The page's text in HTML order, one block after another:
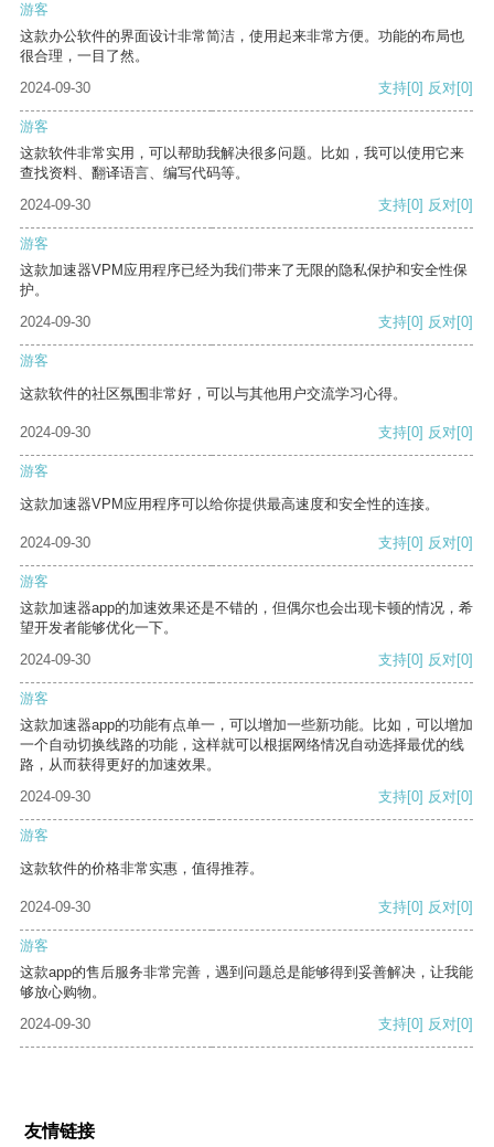
游客
这款办公软件的界面设计非常简洁，使用起来非常方便。功能的布局也
很合理，一目了然。
2024-09-30
支持[0] 反对[0]
游客
这款软件非常实用，可以帮助我解决很多问题。比如，我可以使用它来
查找资料、翻译语言、编写代码等。
2024-09-30
支持[0] 反对[0]
游客
这款加速器VPM应用程序已经为我们带来了无限的隐私保护和安全性保
护。
2024-09-30
支持[0] 反对[0]
游客
这款软件的社区氛围非常好，可以与其他用户交流学习心得。
2024-09-30 支持[0] 反对[0]
游客
这款加速器VPM应用程序可以给你提供最高速度和安全性的连接。
2024-09-30 支持[0] 反对[0]
游客
这款加速器app的加速效果还是不错的，但偶尔也会出现卡顿的情况，希
望开发者能够优化一下。
2024-09-30
支持[0] 反对[0]
游客
这款加速器app的功能有点单一，可以增加一些新功能。比如，可以增加
一个自动切换线路的功能，这样就可以根据网络情况自动选择最优的线
路，从而获得更好的加速效果。
2024-09-30
支持[0] 反对[0]
游客
这款软件的价格非常实惠，值得推荐。
2024-09-30 支持[0] 反对[0]
游客
这款app的售后服务非常完善，遇到问题总是能够得到妥善解决，让我能
够放心购物。
2024-09-30
支持[0] 反对[0]
友情链接